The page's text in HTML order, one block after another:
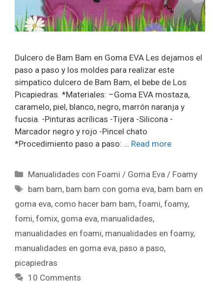
Dulcero de Bam Bam en Goma EVA Les dejamos el
paso a paso y los moldes para realizar este
simpatico dulcero de Bam Bam, el bebe de Los
Picapiedras. *Materiales: –Goma EVA mostaza,
caramelo, piel, blanco, negro, marrón naranja y
fucsia. -Pinturas acrílicas -Tijera -Silicona -
Marcador negro y rojo -Pincel chato
*Procedimiento paso a paso: … Read more
Manualidades con Foami / Goma Eva / Foamy
bam bam, bam bam con goma eva, bam bam en
goma eva, como hacer bam bam, foami, foamy,
fomi, fomix, goma eva, manualidades,
manualidades en foami, manualidades en foamy,
manualidades en goma eva, paso a paso,
picapiedras
10 Comments